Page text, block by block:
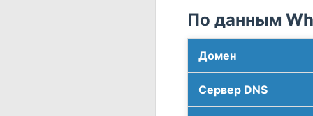
По данным
Домен
Сервер DNS